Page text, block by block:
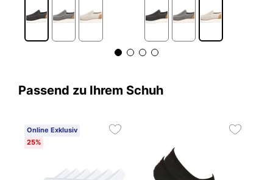
Passend zu Ihrem Schuh
Online Exklusiv
25%